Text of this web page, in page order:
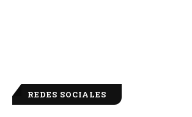
REDES SOCIALES